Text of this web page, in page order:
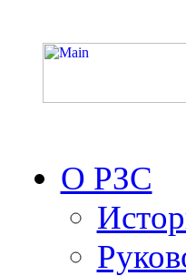
О РЗС